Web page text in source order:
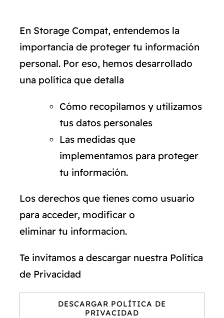
En Storage Compat, entendemos la
importancia de proteger tu información
personal. Por eso, hemos desarrollado
una política que detalla
Cómo recopilamos y utilizamos
tus datos personales
Las medidas que
implementamos para proteger
tu información.
Los derechos que tienes como usuario
para acceder, modificar o
eliminar tu informacion.
Te invitamos a descargar nuestra Política
de Privacidad
DESCARGAR POLÍTICA DE
PRIVACIDAD